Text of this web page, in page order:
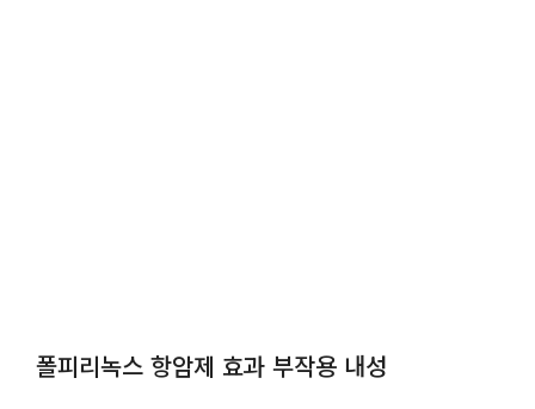
폴피리녹스 항암제 효과 부작용 내성